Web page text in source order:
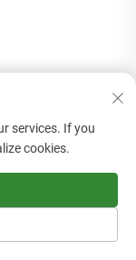
Green Building
services. If you
cookies.